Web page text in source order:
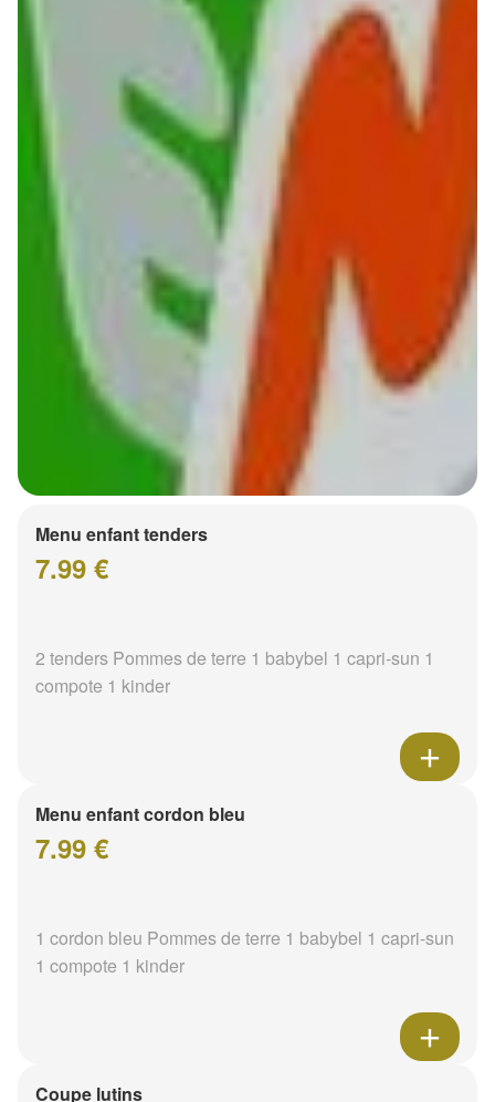
Menu enfant tenders
7.99 €
2 tenders Pommes de terre 1 babybel 1 capri-sun 1
compote 1 kinder
Menu enfant cordon bleu
7.99 €
1 cordon bleu Pommes de terre 1 babybel 1 capri-sun
1 compote 1 kinder
Coupe lutins